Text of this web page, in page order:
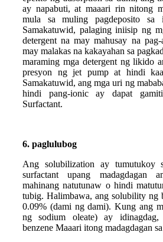
ay napabuti, at maaari rin nitong
mula sa muling pagdeposito sa
Samakatuwid, palaging iniisip ng
detergent na may mahusay na
may malakas na kakayahan sa
maraming mga detergent ng likido
presyon ng jet pump at hindi
Samakatuwid, ang mga uri ng
hindi pang-ionic ay dapat
Surfactant.
6. paglulubog
Ang solubilization ay tumutukoy
surfactant upang madagdagan
mahinang natutunaw o hindi
tubig. Halimbawa, ang solubility ng
0.09% (dami ng dami). Kung ang
ng sodium oleate) ay
benzene Maaari itong madagdagan